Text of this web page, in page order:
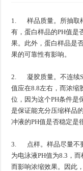
1. 样品质量。所抽取
有，蛋白样品的PH值是
果。此外，蛋白样品是
果的可靠性有影响。
2. 凝胶质量。不连续
值应在8.8左右，而浓缩
位，因为这个PH条件是
是保证能充分压缩样品
冲液的PH值是否稳定是
3. 点样。样品尽量不
为电泳液PH值为8.3，
而影响浓缩效果。因此